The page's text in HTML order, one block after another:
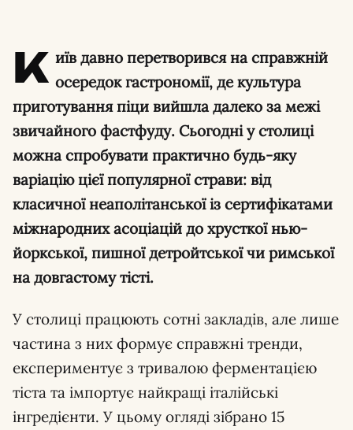
К иїв давно перетворився на справжній
осередок гастрономії, де культура
приготування піци вийшла далеко за межі
звичайного фастфуду. Сьогодні у столиці
можна спробувати практично будь-яку
варіацію цієї популярної страви: від
класичної неаполітанської із сертифікатами
міжнародних асоціацій до хрусткої нью-
йоркської, пишної детройтської чи римської
на довгастому тісті.
У столиці працюють сотні закладів, але лише
частина з них формує справжні тренди,
експериментує з тривалою ферментацією
тіста та імпортує найкращі італійські
інгредієнти. У цьому огляді зібрано 15